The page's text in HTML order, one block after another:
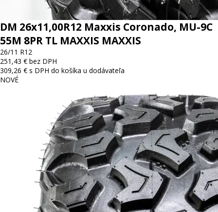
DM 26x11,00R12 Maxxis Coronado, MU-9C
55M 8PR TL MAXXIS MAXXIS
26/11 R12
251,43 € bez DPH
309,26 € s DPH do košíka u dodávateľa
NOVÉ